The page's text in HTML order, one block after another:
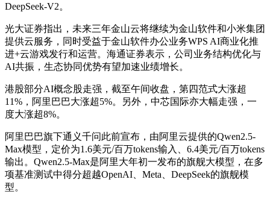
DeepSeek-V2。
光大证券指出，未来三年金山云将继续为金山软件和小米集团
提供云服务，同时受益于金山软件办公业务WPS AI商业化推
进+云游戏发行和运营。海通证券表示，公司业务结构优化与
AI共振，生态协同优势有望加速业绩增长。
港股部分AI概念股走强，截至午间收盘，第四范式大涨超
11%，阿里巴巴大涨超5%。另外，中芯国际亦大幅走强，一
度大涨超8%。
阿里巴巴旗下通义千问此前宣布，由阿里云提供的Qwen2.5-
Max模型，定价为1.6美元/百万tokens输入、6.4美元/百万tokens
输出。Qwen2.5-Max是阿里大年初一发布的旗舰大模型，在多
项基准测试中得分超越OpenAI、Meta、DeepSeek的旗舰模
型。